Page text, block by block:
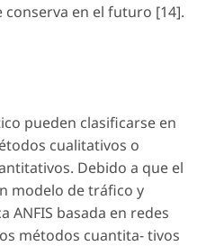
en el futuro [14].
pueden clasificarse en
cualitativos o
Debido a que el
modelo de tráfico y
ANFIS basada en redes
métodos cuantita- tivos